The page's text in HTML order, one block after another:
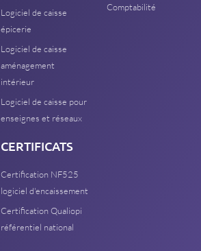
Logiciel de caisse
épicerie
Logiciel de caisse
aménagement
intérieur
Logiciel de caisse pour
enseignes et réseaux
CERTIFICATS
Certification NF525
logiciel d'encaissement
Certification Qualiopi
référentiel national
Comptabilité